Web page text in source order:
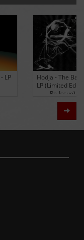
Hodja - The Band -
LP (Limited Edition
Re-Issue)